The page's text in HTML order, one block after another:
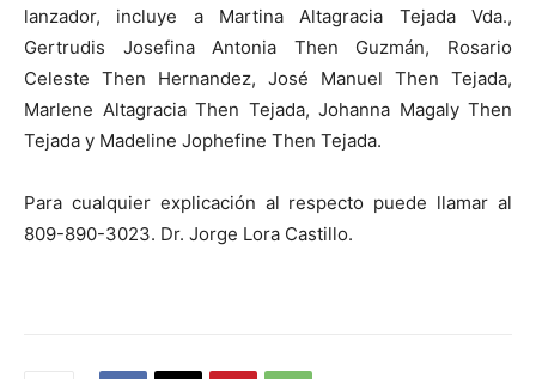
lanzador, incluye a Martina Altagracia Tejada Vda.,
Gertrudis Josefina Antonia Then Guzmán, Rosario
Celeste Then Hernandez, José Manuel Then Tejada,
Marlene Altagracia Then Tejada, Johanna Magaly Then
Tejada y Madeline Jophefine Then Tejada.
Para cualquier explicación al respecto puede llamar al
809-890-3023. Dr. Jorge Lora Castillo.